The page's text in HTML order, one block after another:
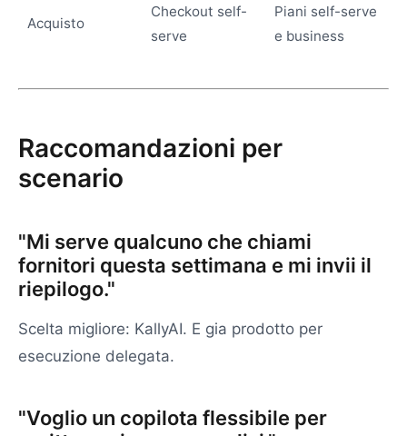
Acquisto
Checkout self-
serve
Piani self-serve
e business
Raccomandazioni per
scenario
"Mi serve qualcuno che chiami
fornitori questa settimana e mi invii il
riepilogo."
Scelta migliore: KallyAI. E gia prodotto per
esecuzione delegata.
"Voglio un copilota flessibile per